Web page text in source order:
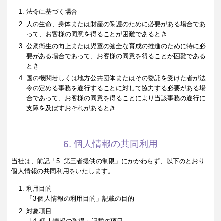
法令に基づく場合
人の生命、身体または財産の保護のために必要がある場合であ
って、お客様の同意を得ることが困難であるとき
公衆衛生の向上または児童の健全な育成の推進のために特に必
要がある場合であって、お客様の同意を得ることが困難である
とき
国の機関若しくは地方公共団体またはその委託を受けた者が法
令の定める事務を遂行することに対して協力する必要がある場
合であって、お客様の同意を得ることにより当該事務の遂行に
支障を及ぼすおそれがあるとき
6. 個人情報の共同利用
当社は、前記「5. 第三者提供の制限」にかかわらず、以下のとおり
個人情報の共同利用をいたします。
利用目的
「3.個人情報の利用目的」記載の目的
対象項目